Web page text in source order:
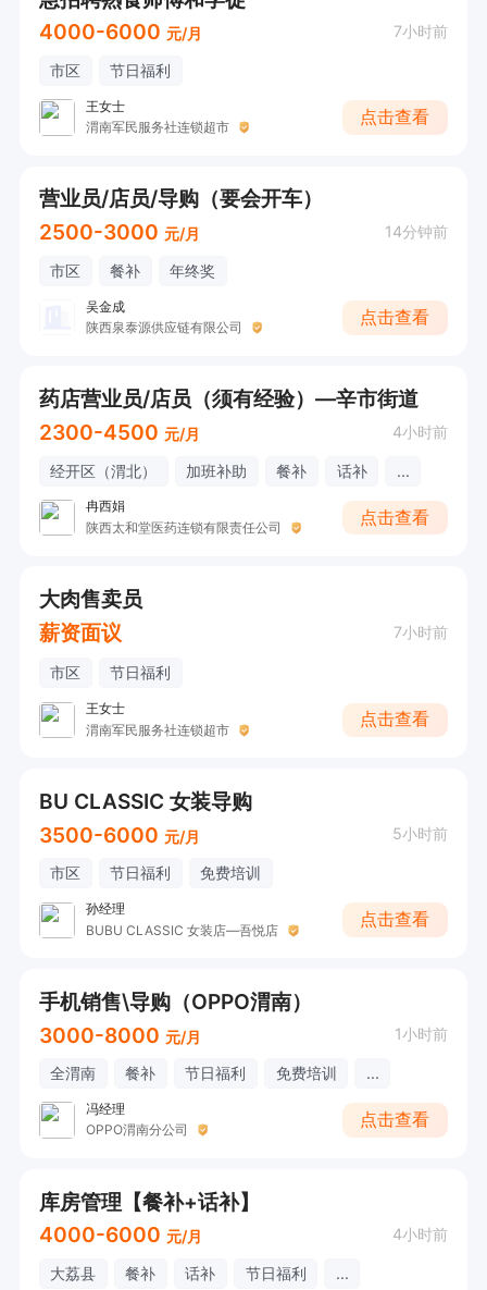
4000-6000 元/月 7小时前
市区 节日福利
王女士
渭南军民服务社连锁超市
点击查看
营业员/店员/导购（要会开车）
2500-3000 元/月 14分钟前
市区 餐补 年终奖
吴金成
陕西泉泰源供应链有限公司
点击查看
药店营业员/店员（须有经验）—辛市街道
2300-4500 元/月 4小时前
经开区（渭北） 加班补助 餐补 话补 ...
冉西娟
陕西太和堂医药连锁有限责任公司
点击查看
大肉售卖员
薪资面议
7小时前
市区 节日福利
王女士
渭南军民服务社连锁超市
点击查看
BU CLASSIC 女装导购
3500-6000 元/月 5小时前
市区 节日福利 免费培训
孙经理
BUBU CLASSIC 女装店—吾悦店
点击查看
手机销售\导购（OPPO渭南）
3000-8000 元/月 1小时前
全渭南 餐补 节日福利 免费培训 ...
冯经理
OPPO渭南分公司
点击查看
库房管理【餐补+话补】
4000-6000 元/月 4小时前
大荔县 餐补 话补 节日福利 ...